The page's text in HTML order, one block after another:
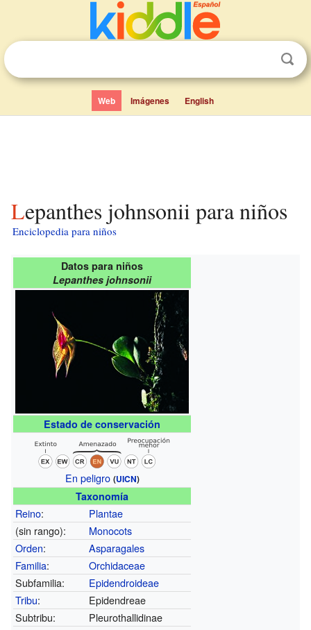
Web Imágenes English
Lepanthes johnsonii para niños
Enciclopedia para niños
Datos para niños
Lepanthes johnsonii
Estado de conservación
En peligro (UICN)
Taxonomía
Reino:
Plantae
(sin rango):
Monocots
Orden:
Asparagales
Familia:
Orchidaceae
Subfamilia:
Epidendroideae
Tribu:
Epidendreae
Subtribu:
Pleurothallidinae